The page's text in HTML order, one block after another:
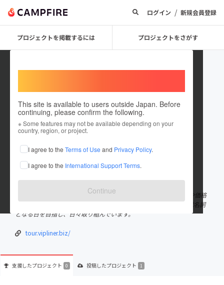
ログイン / 新規会員登録
プロジェクトを掲載するには プロジェクトをさがす
This site is available to users outside Japan. Before
continuing, please confirm the following.
※ Some features may not be available depending on your
country, region, or project.
I agree to the Terms of Use and Privacy Policy.
I agree to the International Support Terms.
Continue
viptour
これまでに1件のプロジェクトを投稿しています
在住国：日本 現在地：埼玉県
出身国：日本 出身地：埼玉県
「また行きたくなるバスツアー」となるよう、徹底した現地調査や価格
の見直し、添乗員の教育等を行っています。いつかバスツアーの代名詞
となる日を目指し、日々取り組んでいます。
tour.vipliner.biz/
支援したプロジェクト 0 投稿したプロジェクト 1